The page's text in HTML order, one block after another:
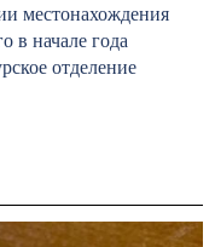
местонахождения
в начале года
отделение